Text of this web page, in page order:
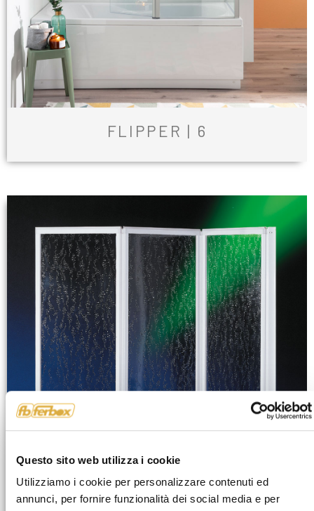
Questo sito web utilizza i cookie
Utilizziamo i cookie per personalizzare contenuti ed
annunci, per fornire funzionalità dei social media e per
FLIPPER | 6